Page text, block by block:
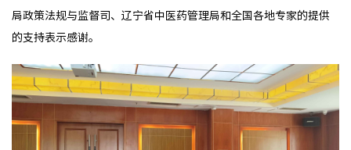
局政策法规与监督司、辽宁省中医药管理局和全国各地专家的提供
的支持表示感谢。